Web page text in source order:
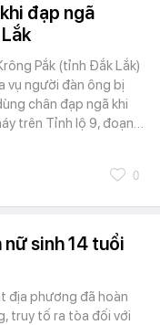
đạp ngã
Pắk (tỉnh Đắk Lắk)
vụ người đàn ông bị
chân đạp ngã khi
trên Tỉnh lộ 9, đoạn…
0
nữ sinh 14 tuổi
địa phương đã hoàn
truy tố ra tòa đối với